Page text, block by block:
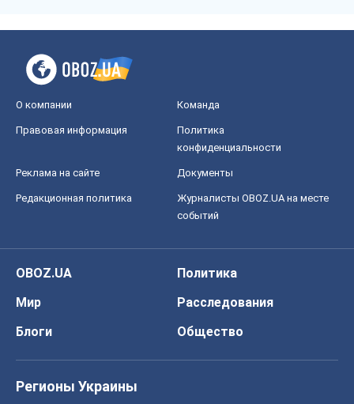
О компании Команда
Правовая информация
Политика
конфиденциальности
Реклама на сайте Документы
Редакционная политика
Журналисты OBOZ.UA на месте
событий
OBOZ.UA
Политика
Мир
Расследования
Блоги
Общество
Регионы Украины